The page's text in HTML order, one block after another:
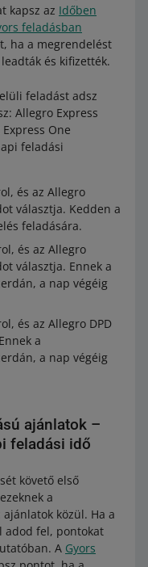
kapsz az Időben
feladásban
ha a megrendelést
és kifizették.
feladást adsz
Allegro Express
One
feladási
és az Allegro
választja. Kedden a
feladására.
és az Allegro
választja. Ennek a
a nap végéig
és az Allegro DPD
a
a nap végéig
ajánlatok –
feladási idő
követő első
a
közül. Ha a
adod fel, pontokat
A Gyors